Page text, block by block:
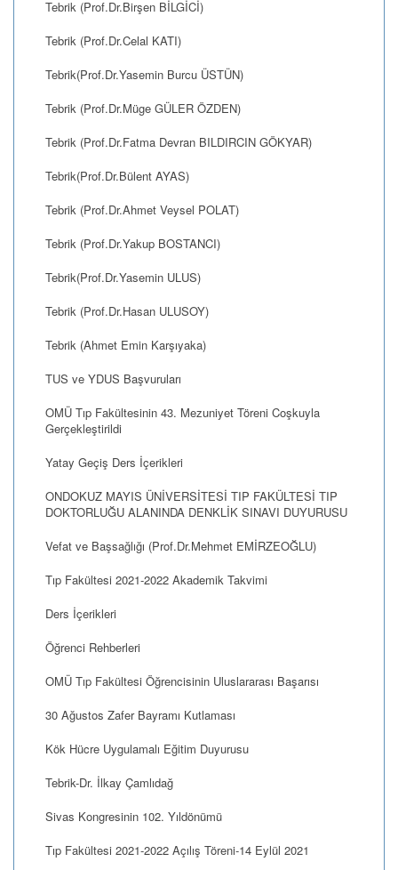
Tebrik (Prof.Dr.Birşen BİLGİCİ)
Tebrik (Prof.Dr.Celal KATI)
Tebrik(Prof.Dr.Yasemin Burcu ÜSTÜN)
Tebrik (Prof.Dr.Müge GÜLER ÖZDEN)
Tebrik (Prof.Dr.Fatma Devran BILDIRCIN GÖKYAR)
Tebrik(Prof.Dr.Bülent AYAS)
Tebrik (Prof.Dr.Ahmet Veysel POLAT)
Tebrik (Prof.Dr.Yakup BOSTANCI)
Tebrik(Prof.Dr.Yasemin ULUS)
Tebrik (Prof.Dr.Hasan ULUSOY)
Tebrik (Ahmet Emin Karşıyaka)
TUS ve YDUS Başvuruları
OMÜ Tıp Fakültesinin 43. Mezuniyet Töreni Coşkuyla
Gerçekleştirildi
Yatay Geçiş Ders İçerikleri
ONDOKUZ MAYIS ÜNİVERSİTESİ TIP FAKÜLTESİ TIP
DOKTORLUĞU ALANINDA DENKLİK SINAVI DUYURUSU
Vefat ve Başsağlığı (Prof.Dr.Mehmet EMİRZEOĞLU)
Tıp Fakültesi 2021-2022 Akademik Takvimi
Ders İçerikleri
Öğrenci Rehberleri
OMÜ Tıp Fakültesi Öğrencisinin Uluslararası Başarısı
30 Ağustos Zafer Bayramı Kutlaması
Kök Hücre Uygulamalı Eğitim Duyurusu
Tebrik-Dr. İlkay Çamlıdağ
Sivas Kongresinin 102. Yıldönümü
Tıp Fakültesi 2021-2022 Açılış Töreni-14 Eylül 2021